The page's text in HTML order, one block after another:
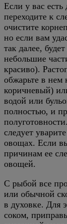
Если у вас есть
переходите к
очистите
но если вам
так далее,
небольшие
красиво).
обжарьте в нем
коричневый)
водой или
полностью, и
следует
овощах. Если
причинам ее
овощей.
С рыбой все
или обычной
в духовке. Для
соком,